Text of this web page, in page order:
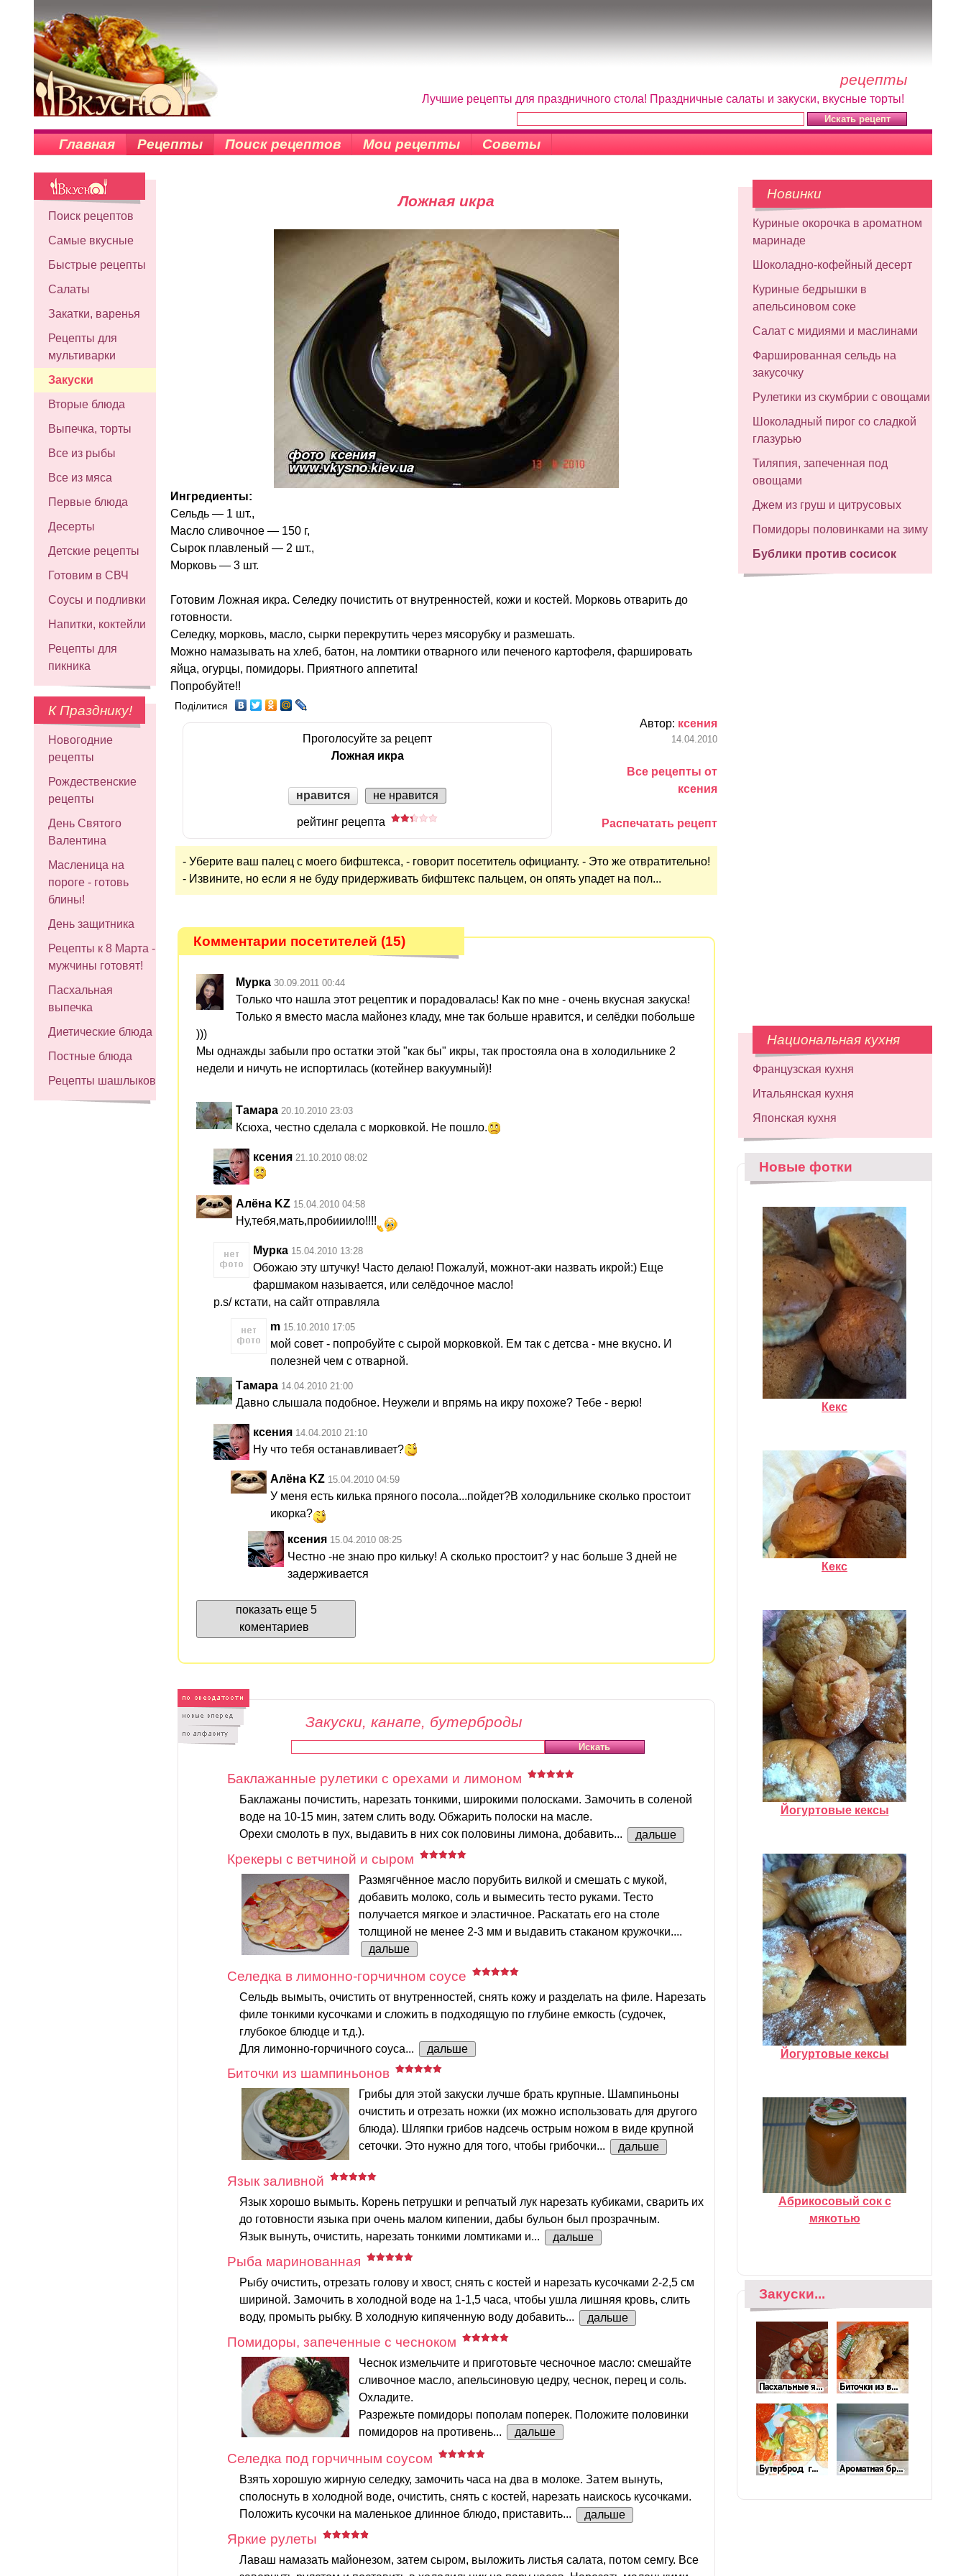
рецепты
Лучшие рецепты для праздничного стола! Праздничные салаты и закуски, вкусные торты!
Главная Рецепты Поиск рецептов Мои рецепты Советы
Поиск рецептов
Самые вкусные
Быстрые рецепты
Салаты
Закатки, варенья
Рецепты для
мультиварки
Закуски
Вторые блюда
Выпечка, торты
Все из рыбы
Все из мяса
Первые блюда
Десерты
Детские рецепты
Готовим в СВЧ
Соусы и подливки
Напитки, коктейли
Рецепты для
пикника
К Празднику!
Новогодние
рецепты
Рождественские
рецепты
День Святого
Валентина
Масленица на
пороге - готовь
блины!
День защитника
Рецепты к 8 Марта -
мужчины готовят!
Пасхальная
выпечка
Диетические блюда
Постные блюда
Рецепты шашлыков
Ложная икра
Ингредиенты:
Сельдь — 1 шт.,
Масло сливочное — 150 г,
Сырок плавленый — 2 шт.,
Морковь — 3 шт.
Готовим Ложная икра. Селедку почистить от внутренностей, кожи и костей. Морковь отварить до
готовности.
Селедку, морковь, масло, сырки перекрутить через мясорубку и размешать.
Можно намазывать на хлеб, батон, на ломтики отварного или печеного картофеля, фаршировать
яйца, огурцы, помидоры. Приятного аппетита!
Попробуйте!!
Поділитися
Проголосуйте за рецепт
Ложная икра
нравится не нравится
рейтинг рецепта
Автор: ксения
14.04.2010
Все рецепты от
ксения
Распечатать рецепт
- Уберите ваш палец с моего бифштекса, - говорит посетитель официанту. - Это же отвратительно!
- Извините, но если я не буду придерживать бифштекс пальцем, он опять упадет на пол...
Комментарии посетителей (15)
Мурка 30.09.2011 00:44
Только что нашла этот рецептик и порадовалась! Как по мне - очень вкусная закуска!
Только я вместо масла майонез кладу, мне так больше нравится, и селёдки побольше
)))
Мы однажды забыли про остатки этой "как бы" икры, так простояла она в холодильнике 2
недели и ничуть не испортилась (котейнер вакуумный)!
Тамара 20.10.2010 23:03
Ксюха, честно сделала с морковкой. Не пошло.
ксения 21.10.2010 08:02
Алёна KZ 15.04.2010 04:58
Ну,тебя,мать,пробииило!!!!
Мурка 15.04.2010 13:28
Обожаю эту штучку! Часто делаю! Пожалуй, можнот-аки назвать икрой:) Еще
фаршмаком называется, или селёдочное масло!
p.s/ кстати, на сайт отправляла
m 15.10.2010 17:05
мой совет - попробуйте с сырой морковкой. Ем так с детсва - мне вкусно. И
полезней чем с отварной.
Тамара 14.04.2010 21:00
Давно слышала подобное. Неужели и впрямь на икру похоже? Тебе - верю!
ксения 14.04.2010 21:10
Ну что тебя останавливает?
Алёна KZ 15.04.2010 04:59
У меня есть килька пряного посола...пойдет?В холодильнике сколько простоит
икорка?
ксения 15.04.2010 08:25
Честно -не знаю про кильку! А сколько простоит? у нас больше 3 дней не
задерживается
показать еще 5
коментариев
Закуски, канапе, бутерброды
Баклажанные рулетики с орехами и лимоном
Баклажаны почистить, нарезать тонкими, широкими полосками. Замочить в соленой
воде на 10-15 мин, затем слить воду. Обжарить полоски на масле.
Орехи смолоть в пух, выдавить в них сок половины лимона, добавить...
дальше
Крекеры с ветчиной и сыром
Размягчённое масло порубить вилкой и смешать с мукой,
добавить молоко, соль и вымесить тесто руками. Тесто
получается мягкое и эластичное. Раскатать его на столе
толщиной не менее 2-3 мм и выдавить стаканом кружочки....
дальше
Селедка в лимонно-горчичном соусе
Сельдь вымыть, очистить от внутренностей, снять кожу и разделать на филе. Нарезать
филе тонкими кусочками и сложить в подходящую по глубине емкость (судочек,
глубокое блюдце и т.д.).
Для лимонно-горчичного соуса...
дальше
Биточки из шампиньонов
Грибы для этой закуски лучше брать крупные. Шампиньоны
очистить и отрезать ножки (их можно использовать для другого
блюда). Шляпки грибов надсечь острым ножом в виде крупной
сеточки. Это нужно для того, чтобы грибочки...
дальше
Язык заливной
Язык хорошо вымыть. Корень петрушки и репчатый лук нарезать кубиками, сварить их
до готовности языка при очень малом кипении, дабы бульон был прозрачным.
Язык вынуть, очистить, нарезать тонкими ломтиками и...
дальше
Рыба маринованная
Рыбу очистить, отрезать голову и хвост, снять с костей и нарезать кусочками 2-2,5 см
шириной. Замочить в холодной воде на 1-1,5 часа, чтобы ушла лишняя кровь, слить
воду, промыть рыбку. В холодную кипяченную воду добавить...
дальше
Помидоры, запеченные с чесноком
Чеснок измельчите и приготовьте чесночное масло: смешайте
сливочное масло, апельсиновую цедру, чеснок, перец и соль.
Охладите.
Разрежьте помидоры пополам поперек. Положите половинки
помидоров на противень...
дальше
Селедка под горчичным соусом
Взять хорошую жирную селедку, замочить часа на два в молоке. Затем вынуть,
сполоснуть в холодной воде, очистить, снять с костей, нарезать наискось кусочками.
Положить кусочки на маленькое длинное блюдо, приставить...
дальше
Яркие рулеты
Лаваш намазать майонезом, затем сыром, выложить листья салата, потом семгу. Все
Новинки
Куриные окорочка в ароматном
маринаде
Шоколадно-кофейный десерт
Куриные бедрышки в
апельсиновом соке
Салат с мидиями и маслинами
Фаршированная сельдь на
закусочку
Рулетики из скумбрии с овощами
Шоколадный пирог со сладкой
глазурью
Тиляпия, запеченная под
овощами
Джем из груш и цитрусовых
Помидоры половинками на зиму
Бублики против сосисок
Национальная кухня
Французская кухня
Итальянская кухня
Японская кухня
Новые фотки
Кекс
Кекс
Йогуртовые кексы
Йогуртовые кексы
Абрикосовый сок с
мякотью
Закуски...